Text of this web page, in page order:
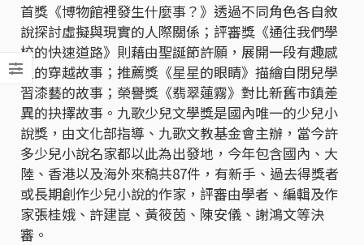
首獎《博物館裡發生什麼事？》透過不同角色各自敘
說探討虛擬與現實的人際關係；評審獎《通往我們學
校的快速道路》則藉由聖誕節許願，展開一段有趣感
人的穿越故事；推薦獎《星星的眼睛》描繪自閉兒學
習漆藝的故事；榮譽獎《翡翠蓮霧》對比新舊市鎮差
異的抉擇故事。九歌少兒文學獎是國內唯一的少兒小
說獎，由文化部指導、九歌文教基金會主辦，當今許
多少兒小說名家都以此為出發地，今年包含國內、大
陸、香港以及海外來稿共87件，有新手、過去得獎者
或長期創作少兒小說的作家，評審由學者、編輯及作
家張桂娥、許建崑、黃筱茵、陳安儀、謝鴻文等決
審。